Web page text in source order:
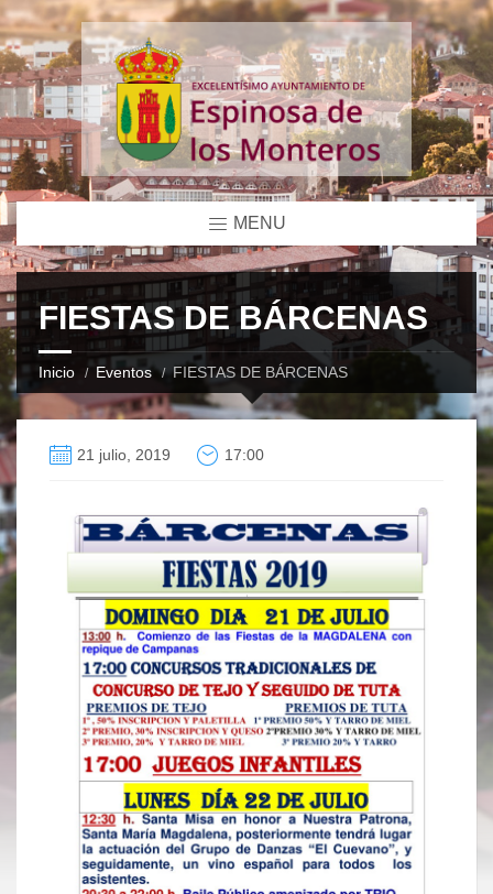
MENU
FIESTAS DE BÁRCENAS
Inicio Eventos FIESTAS DE BÁRCENAS
21 julio, 2019 17:00